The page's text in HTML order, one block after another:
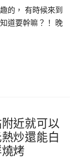
的， 有時候來到
道要幹嘛？！ 晚
近就可以
炒還能白
烤